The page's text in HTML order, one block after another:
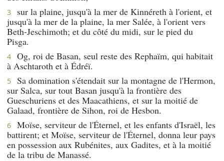
3
sur la plaine, jusqu'à la mer de Kinnéreth à l'orient, et
jusqu'à la mer de la plaine, la mer Salée, à l'orient vers
Beth-Jeschimoth; et du côté du midi, sur le pied du
Pisga.
4
Og, roi de Basan, seul reste des Rephaïm, qui habitait
à Aschtaroth et à Édréï.
5
Sa domination s'étendait sur la montagne de l'Hermon,
sur Salca, sur tout Basan jusqu'à la frontière des
Gueschuriens et des Maacathiens, et sur la moitié de
Galaad, frontière de Sihon, roi de Hesbon.
6
Moïse, serviteur de l'Éternel, et les enfants d'Israël, les
battirent; et Moïse, serviteur de l'Éternel, donna leur pays
en possession aux Rubénites, aux Gadites, et à la moitié
de la tribu de Manassé.